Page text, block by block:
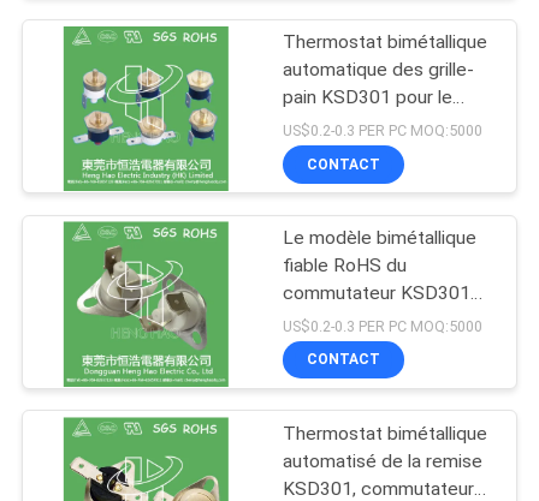
PRIVACY
POLICY
Capteur de
température de
thermistance de
NTC
162
protecteur de
courant ascendant
de 17h du matin
91
Thermostat bimétallique
automatique des grille-
pain KSD301 pour le
contrôle de la
température
US$0.2-0.3 PER PC MOQ:5000
CONTACT
Le modèle bimétallique
fiable RoHS du
commutateur KSD301
de contrôle de
température a délivré un
certificat
US$0.2-0.3 PER PC MOQ:5000
CONTACT
Thermostat bimétallique
automatisé de la remise
KSD301, commutateur